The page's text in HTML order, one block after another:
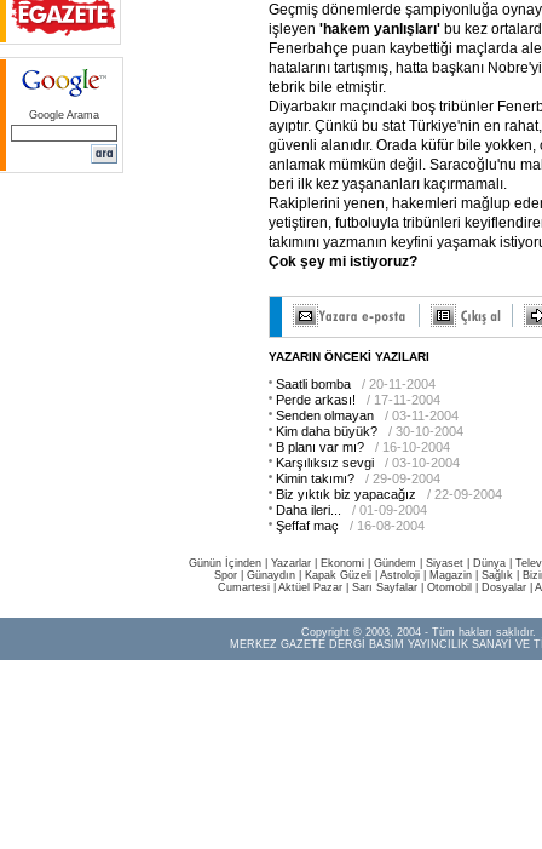
Google Arama
Geçmiş dönemlerde şampiyonluğa
işleyen 'hakem yanlışları' bu kez
Fenerbahçe puan kaybettiği maçlarda
hatalarını tartışmış, hatta başkanı
tebrik bile etmiştir.
Diyarbakır maçındaki boş tribünler
ayıptır. Çünkü bu stat Türkiye'nin en
güvenli alanıdır. Orada küfür bile
anlamak mümkün değil. Saracoğlu'nu
beri ilk kez yaşananları kaçırmamalı.
Rakiplerini yenen, hakemleri mağlup
yetiştiren, futboluyla tribünleri
takımını yazmanın keyfini yaşamak
Çok şey mi istiyoruz?
YAZARIN ÖNCEKİ YAZILARI
Saatli bomba
/ 20-11-2004
Perde arkası!
/ 17-11-2004
Senden olmayan
/ 03-11-2004
Kim daha büyük?
/ 30-10-2004
B planı var mı?
/ 16-10-2004
Karşılıksız sevgi
/ 03-10-2004
Kimin takımı?
/ 29-09-2004
Biz yıktık biz yapacağız
/ 22-09-2004
Daha ileri...
/ 01-09-2004
Şeffaf maç
/ 16-08-2004
Günün İçinden Yazarlar Ekonomi Gündem Siyaset Dünya |
Spor
Günaydın Kapak Güzeli Astroloji Magazin Sağlık
Cumartesi| Aktüel Pazar| Sarı Sayfalar| Otomobil Dosyalar|
Copyright © 2003, 2004 - Tüm hakları saklıdır.
MERKEZ GAZETE DERGİ BASIM YAYINCILIK SANAYİ VE